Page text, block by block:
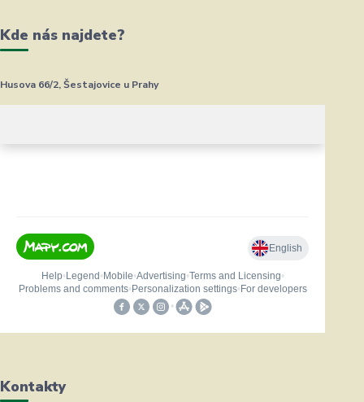
Kde nás najdete?
Husova 66/2, Šestajovice u Prahy
Kontakty